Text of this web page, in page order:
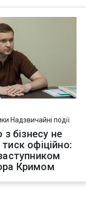
Надзвичайні події
з бізнесу не
офіційно:
Кримом